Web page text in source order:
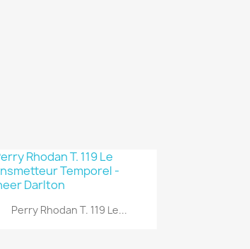
Aperçu rapide
Perry Rhodan T. 119 Le...